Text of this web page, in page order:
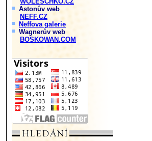
Astonův web
NEFF.CZ
Neffova galerie
Wagnerův web
BOSKOWAN.COM